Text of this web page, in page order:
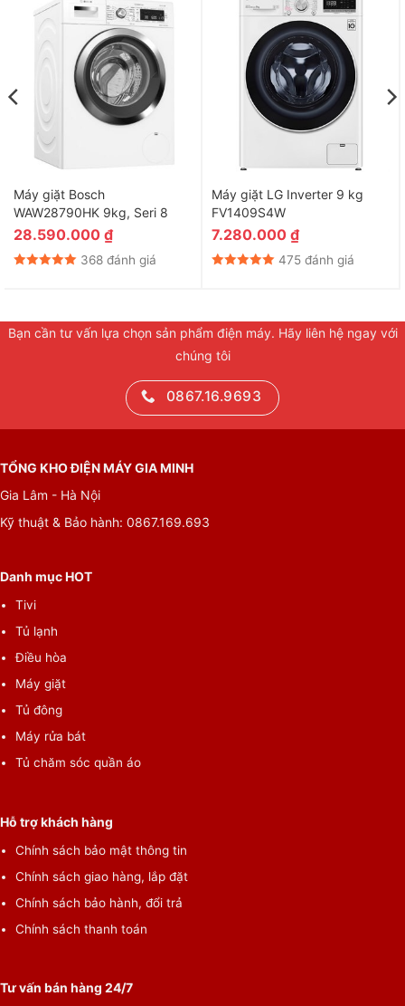
Tiện ích
Khóa trẻ em: Đảm bảo quá trình giặt giũ diễn ra trơn tru mà
không bị trẻ nhỏ nghịch phá và mở cửa nắp máy khi máy giặt
đang hoạt động hoặc khi không có người lớn ở nhà.
Tự động làm sạch lồng giặt Auto Clean: Hỗ trợ loại bỏ các
mảng bám bụi bẩn, nấm mốc và vi khuẩn lâu ngày bám trên
lồng giặt sau khoảng thời gian dài sử dụng. Vì thế, tuổi thọ của
hiệu quả giặt sạch quần áo.
Tóm lại, máy giặt Casper 7.5 kg WT-75NG1 có khả năng điều
chỉnh lượng nước sử dụng để góp phần tiết kiệm lượng nước và
điện năng tiêu thụ đáng kể. Ngoài ra, sản phẩm cũng cho khả
năng sấy khô quần áo hiệu quả, tiết kiệm thời gian phơi đồ
hạn chế về không gian phơi đồ như chung cư và phòng trọ.
Tổng quan
Loại máy giặt:
Cửa trên
Máy giặt Bosch
WAW28790HK 9kg, Seri 8
28.590.000 ₫
368 đánh giá
Máy giặt LG Inverter 9 kg
FV1409S4W
7.280.000 ₫
475 đánh giá
Bạn cần tư vấn lựa chọn sản phẩm điện máy. Hãy liên hệ ngay với
chúng tôi
0867.16.9693
TỔNG KHO ĐIỆN MÁY GIA MINH
Gia Lâm - Hà Nội
Kỹ thuật & Bảo hành: 0867.169.693
Danh mục HOT
Tivi
Tủ lạnh
Điều hòa
Máy giặt
Tủ đông
Máy rửa bát
Tủ chăm sóc quần áo
Hỗ trợ khách hàng
Chính sách bảo mật thông tin
Chính sách giao hàng, lắp đặt
Chính sách bảo hành, đổi trả
Chính sách thanh toán
Tư vấn bán hàng 24/7